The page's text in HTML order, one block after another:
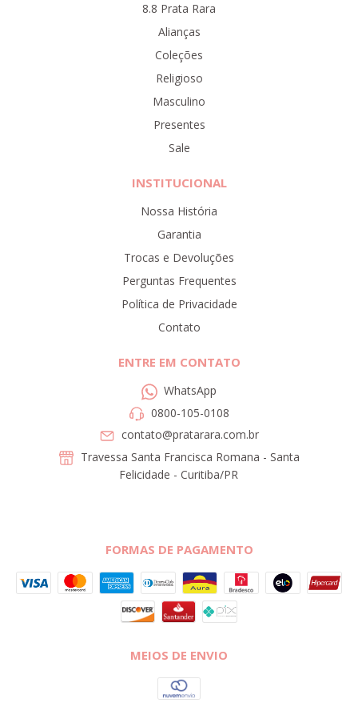
8.8 Prata Rara
Alianças
Coleções
Religioso
Masculino
Presentes
Sale
INSTITUCIONAL
Nossa História
Garantia
Trocas e Devoluções
Perguntas Frequentes
Política de Privacidade
Contato
ENTRE EM CONTATO
WhatsApp
0800-105-0108
contato@pratarara.com.br
Travessa Santa Francisca Romana - Santa
Felicidade - Curitiba/PR
FORMAS DE PAGAMENTO
MEIOS DE ENVIO